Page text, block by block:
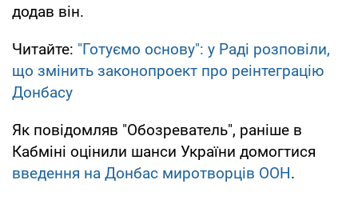
додав він.
Читайте: "Готуємо основу": у Раді розповіли,
що змінить законопроект про реінтеграцію
Донбасу
Як повідомляв "Обозреватель", раніше в
Кабміні оцінили шанси України домогтися
введення на Донбас миротворців ООН.